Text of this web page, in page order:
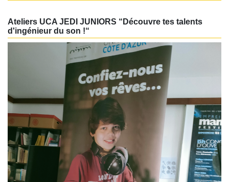
Ateliers UCA JEDI JUNIORS “Découvre tes talents
d'ingénieur du son !“